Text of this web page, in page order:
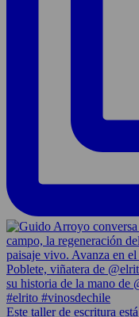
Este taller de escritura